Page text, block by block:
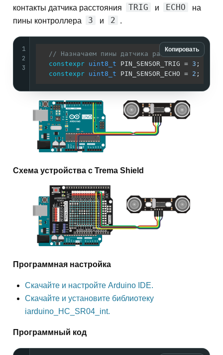
контакты датчика расстояния
TRIG и ECHO
на
пины контроллера
3 и 2 .
Копировать
1
2
3
// Назначаем пины датчика расстояния
constexpr uint8_t PIN_SENSOR_TRIG = 3 ;
constexpr uint8_t PIN_SENSOR_ECHO = 2
Схема устройства с Trema Shield
Программная настройка
Скачайте и настройте Arduino IDE.
Скачайте и установите библиотеку
iarduino_HC_SR04_int.
Программный код